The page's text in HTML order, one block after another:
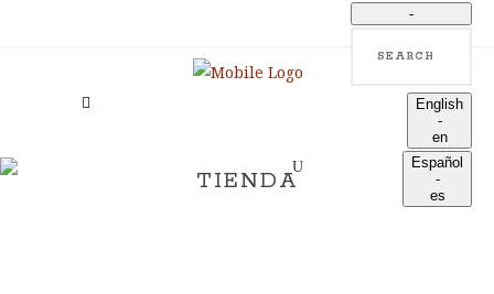
-
English
-
en
Español
-
es
TIENDA